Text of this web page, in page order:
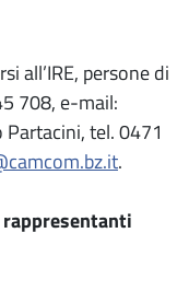
all’IRE, persone di
708, e-mail:
Partacini, tel. 0471
.